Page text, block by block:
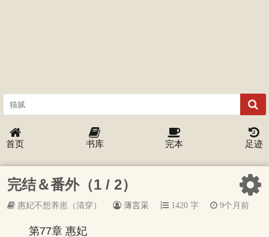
首页 书库 完本 足迹
完结＆番外（1 / 2）
惠妃不想养崽（清穿） 薄言采 1420 字 9个月前
第77章 惠妃